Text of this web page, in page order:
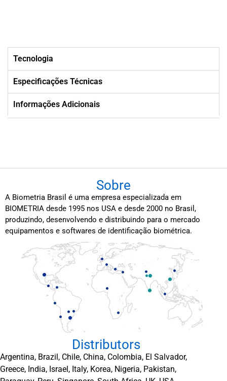
Tecnologia
Especificações Técnicas
Informações Adicionais
Sobre
A Biometria Brasil é uma empresa especializada em
BIOMETRIA desde 1995 nos USA e desde 2000 no Brasil,
produzindo, desenvolvendo e distribuindo para o mercado
equipamentos e softwares de identificação biométrica.
Distributors
Argentina, Brazil, Chile, China, Colombia, El Salvador,
Greece, India, Israel, Italy, Korea, Nigeria, Pakistan,